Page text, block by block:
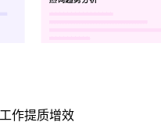
作提质增效